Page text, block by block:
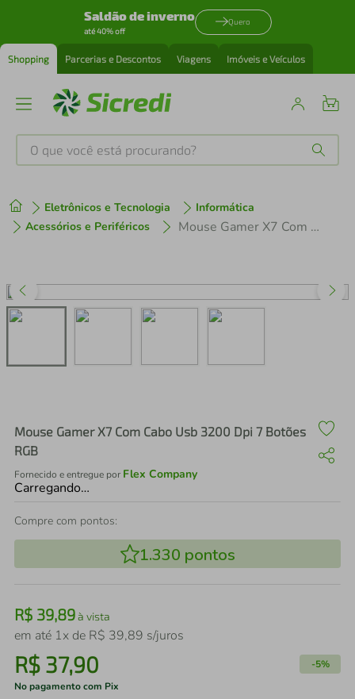
Saldão de inverno
até 40% off
Quero
Shopping Parcerias e Descontos Viagens Imóveis e Veículos
O que você está procurando?
Eletrônicos e Tecnologia
Informática
Acessórios e Periféricos
Mouse Gamer X7 Com Cabo Usb 3200 Dpi 7 Botões RGB
Mouse Gamer X7 Com Cabo Usb 3200 Dpi 7 Botões
RGB
Fornecido e entregue por Flex Company
Carregando…
Compre com pontos:
1.330 pontos
R$ 39,89à vista
em até 1x de R$ 39,89 s/juros
R$ 37,90 -5%
No pagamento com Pix
1º tenis
3º perfume